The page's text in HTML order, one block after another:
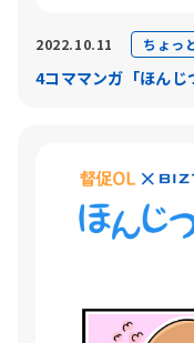
2022.10.11 ちょっ
4コママンガ「ほんじ